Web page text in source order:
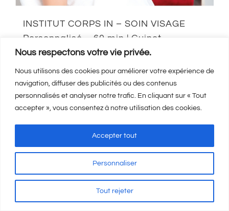
Nous respectons votre vie privée.
Nous utilisons des cookies pour améliorer votre expérience de
navigation, diffuser des publicités ou des contenus
personnalisés et analyser notre trafic. En cliquant sur « Tout
accepter », vous consentez à notre utilisation des cookies.
Personnaliser
Tout rejeter
Accepter tout
INSTITUT CORPS IN – SOIN VISAGE
Personnalisé – 60 min | Guinot
Castelnaudary
110,00
Ajouter au panier Détails